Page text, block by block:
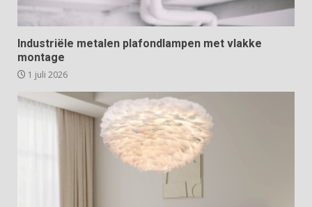
Industriële metalen plafondlampen met vlakke
montage
1 juli 2026